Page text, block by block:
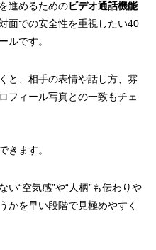
進めるためのビデオ通話機能
面での安全性を重視したい40
ルです。
と、相手の表情や話し方、雰
フィール写真との一致もチェ
きます。
い“空気感”や“人柄”も伝わりや
かを早い段階で見極めやすく